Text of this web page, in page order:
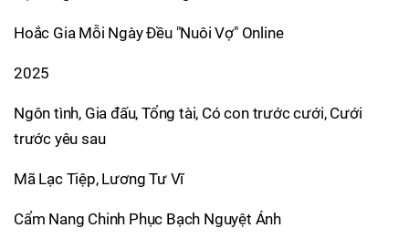
Hoắc Gia Mỗi Ngày Đều "Nuôi Vợ" Online
2025
Ngôn tình, Gia đấu, Tổng tài, Có con trước cưới, Cưới
trước yêu sau
Mã Lạc Tiệp, Lương Tư Vĩ
Cẩm Nang Chinh Phục Bạch Nguyệt Ánh